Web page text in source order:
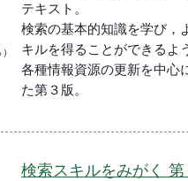
テキスト。
検索の基本的知識を学び，
キルを得ることができるよ
各種情報資源の更新を中心
た第３版。
検索スキルをみがく